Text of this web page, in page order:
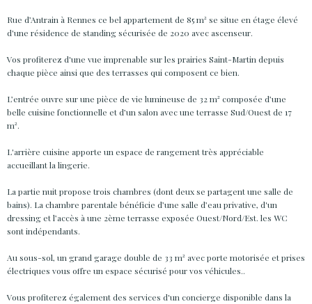
Rue d’Antrain à Rennes ce bel appartement de 85 m² se situe en étage élevé
d'une résidence de standing sécurisée de 2020 avec ascenseur.
Vos profiterez d'une vue imprenable sur les prairies Saint-Martin depuis
chaque pièce ainsi que des terrasses qui composent ce bien.
L’entrée ouvre sur une pièce de vie lumineuse de 32 m² composée d’une
belle cuisine fonctionnelle et d’un salon avec une terrasse Sud/Ouest de 17
m².
L'arrière cuisine apporte un espace de rangement très appréciable
accueillant la lingerie.
La partie nuit propose trois chambres (dont deux se partagent une salle de
bains). La chambre parentale bénéficie d’une salle d’eau privative, d'un
dressing et l’accès à une 2ème terrasse exposée Ouest/Nord/Est. les WC
sont indépendants.
Au sous-sol, un grand garage double de 33 m² avec porte motorisée et prises
électriques vous offre un espace sécurisé pour vos véhicules..
Vous profiterez également des services d'un concierge disponible dans la